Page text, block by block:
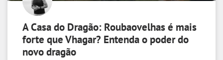
A Casa do Dragão: Roubaovelhas é mais
forte que Vhagar? Entenda o poder do
novo dragão